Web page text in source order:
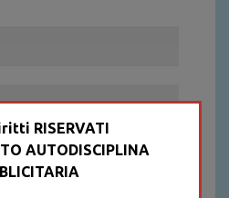
password
RISERVATI
AUTODISCIPLINA